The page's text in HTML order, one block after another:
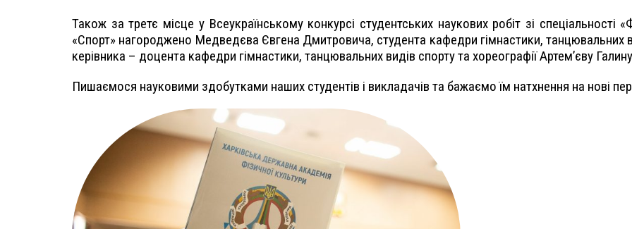
Також за третє місце у Всеукраїнському конкурсі студентських наукових робіт зі спеціальності
«Спорт» нагороджено Медведєва Євгена Дмитровича, студента кафедри гімнастики, танцювальних
керівника – доцента кафедри гімнастики, танцювальних видів спорту та хореографії Артем’єву
Пишаємося науковими здобутками наших студентів і викладачів та бажаємо їм натхнення на нові